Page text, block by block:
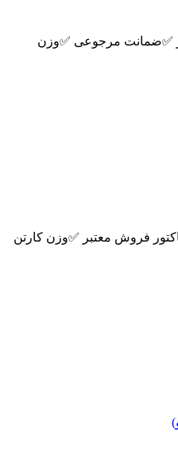
✅ضمانت مرجوعی ✅وزن
فروش معتبر ✅وزن کارتن